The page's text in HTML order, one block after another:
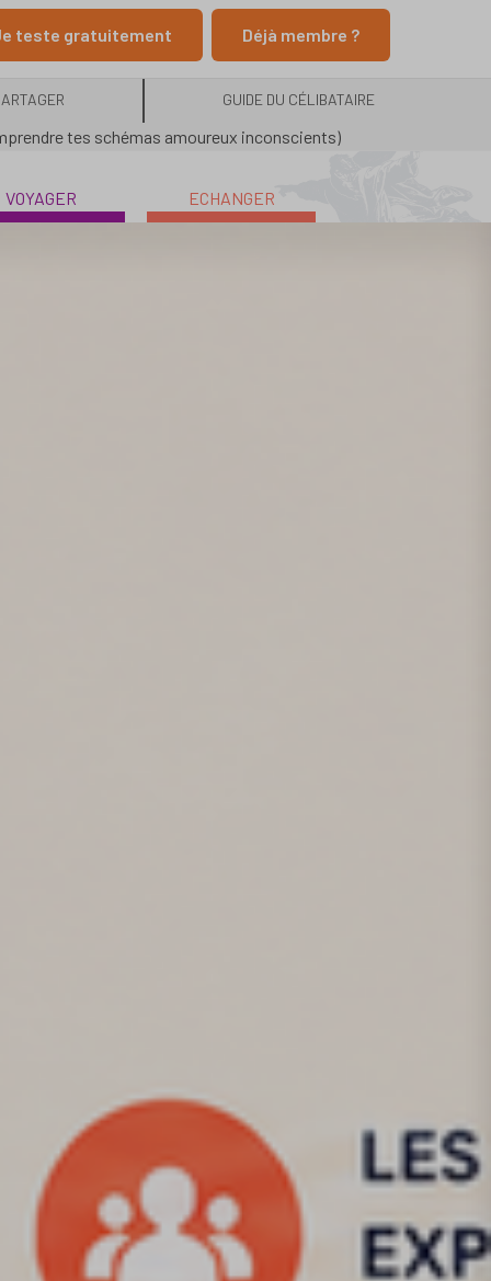
teste gratuitement Déjà membre ?
GUIDE DU CÉLIBATAIRE
tes schémas amoureux inconscients)
VOYAGER ECHANGER